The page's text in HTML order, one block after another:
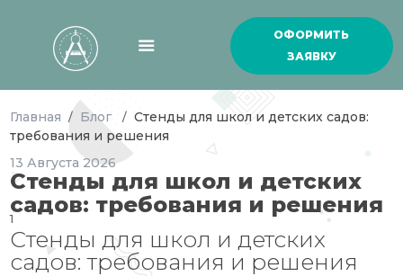
ОФОРМИТЬ
ЗАЯВКУ
Главная / Блог / Стенды для школ и детских садов:
требования и решения
13 Августа 2026
Стенды для школ и детских
садов: требования и решения
1
Стенды для школ и детских
садов: требования и решения